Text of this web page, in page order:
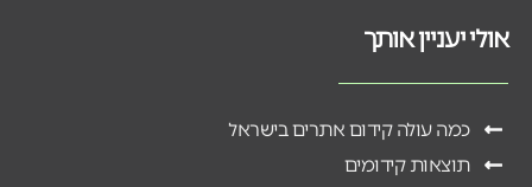
אולי יעניין אותך
כמה עולה קידום אתרים בישראל
תוצאות קידומים